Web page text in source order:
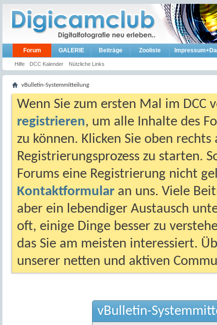
Forum
Hilfe DCC Kalender Nützliche Links
GALERIE Beiträge Zooliste
vBulletin-Systemmitteilung
Wenn Sie zum ersten Mal im DCC
registrieren, um alle Inhalte des
zu können. Klicken Sie oben
Registrierungsprozess zu starten.
Forums eine Registrierung nicht
Kontaktformular an uns. Viele
aber ein lebendiger Austausch
oft, einige Dinge besser zu
das Sie am meisten interessiert.
unserer netten und aktiven
vBulletin-